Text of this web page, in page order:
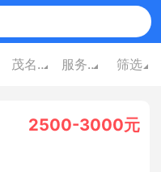
茂名广东 服务业 筛选
2500-3000元